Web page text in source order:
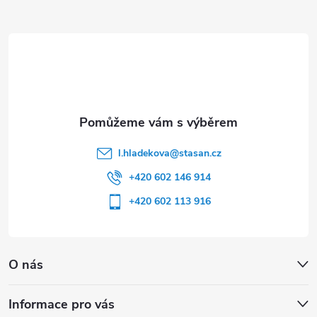
O nás
Informace pro vás
l.hladekova@stasan.cz
+420 602 146 914
+420 602 113 916